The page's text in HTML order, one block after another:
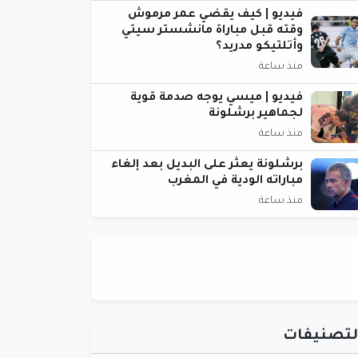
فيديو | كيف يقضي عمر مرموش
وقته قبل مباراة مانشستر سيتي
وأتلتيكو مدريد؟
منذ ساعة
فيديو | ميسي يوجه صدمة قوية
لجماهير برشلونة
منذ ساعة
برشلونة يعثر على البديل بعد إلغاء
مباراته الودية في المغرب
منذ ساعة